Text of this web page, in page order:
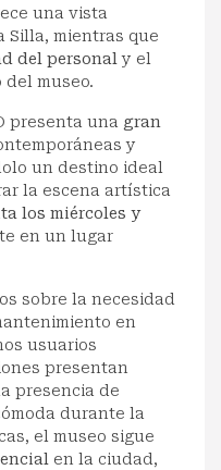
una vista
Silla, mientras que
del personal y el
museo.
presenta una gran
y
un destino ideal
la escena artística
los miércoles y
en un lugar
sobre la necesidad
en
usuarios
presentan
presencia de
durante la
el museo sigue
en la ciudad,